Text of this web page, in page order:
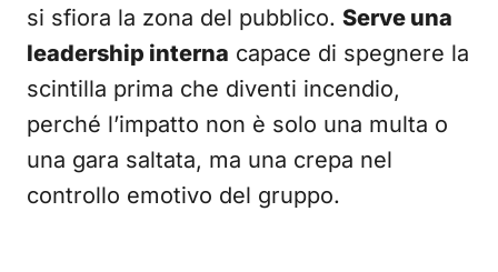
si sfiora la zona del pubblico. Serve una
leadership interna capace di spegnere la
scintilla prima che diventi incendio,
perché l’impatto non è solo una multa o
una gara saltata, ma una crepa nel
controllo emotivo del gruppo.